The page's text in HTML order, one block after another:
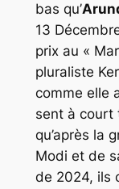
bas qu’
13
prix au «
pluraliste
comme elle
sent à court
qu’après la
Modi et de
de 2024, ils